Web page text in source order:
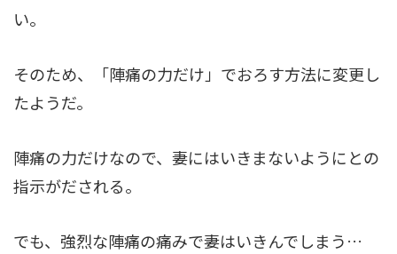
い。
そのため、「陣痛の力だけ」でおろす方法に変更し
たようだ。
陣痛の力だけなので、妻にはいきまないようにとの
指示がだされる。
でも、強烈な陣痛の痛みで妻はいきんでしまう…